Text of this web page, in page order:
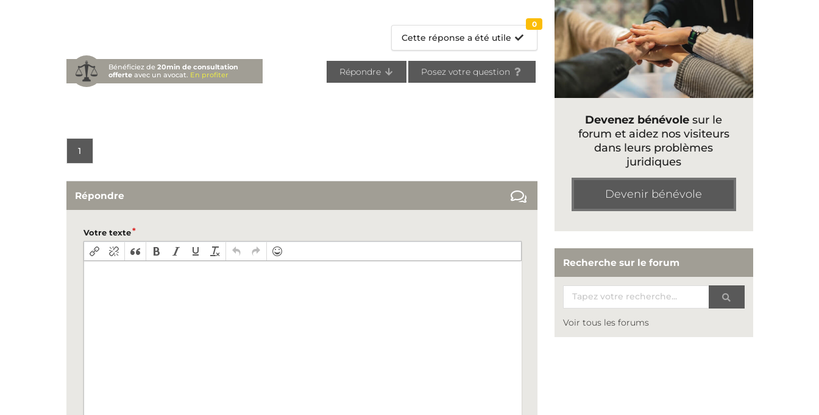
Cette réponse a été utile
0
Bénéficiez de20min de consultation
offerte avec un avocat. En profiter Répondre Posez votre question
1
Répondre
Votre texte
Devenez bénévole sur le
forum et aidez nos visiteurs
dans leurs problèmes
juridiques
Devenir bénévole
Recherche sur le forum
Voir tous les forums